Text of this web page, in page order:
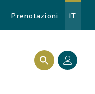
Prenotazioni IT
Search for:
Search